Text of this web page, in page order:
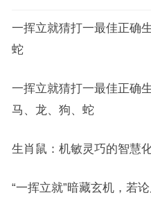
一挥立就猜打一最佳正确
蛇
一挥立就猜打一最佳正确
马、龙、狗、蛇
生肖鼠：机敏灵巧的智慧
“一挥立就”暗藏玄机，若